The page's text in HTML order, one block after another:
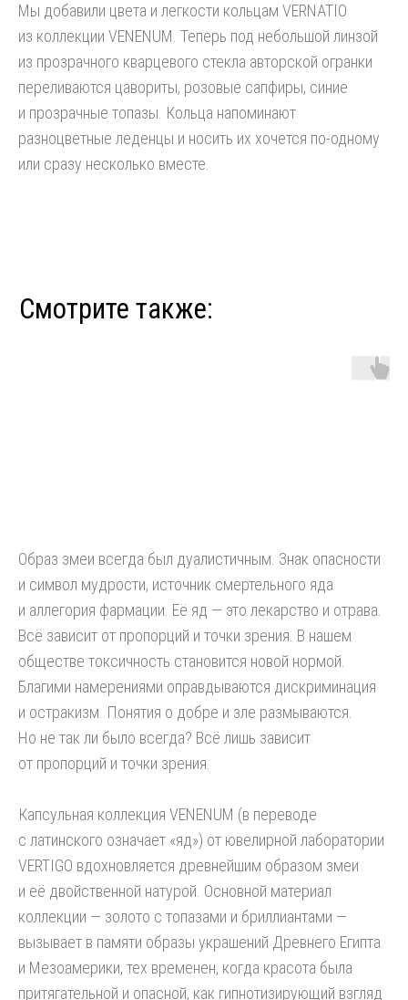
Мы добавили цвета и легкости кольцам VERNATIO
из коллекции VENENUM. Теперь под небольшой линзой
из прозрачного кварцевого стекла авторской огранки
переливаются цавориты, розовые сапфиры, синие
и прозрачные топазы. Кольца напоминают
разноцветные леденцы и носить их хочется по-одному
или сразу несколько вместе.
Образ змеи всегда был дуалистичным. Знак опасности
и символ мудрости, источник смертельного яда
и аллегория фармации. Её яд — это лекарство и отрава.
Всё зависит от пропорций и точки зрения. В нашем
обществе токсичность становится новой нормой.
Благими намерениями оправдываются дискриминация
и остракизм. Понятия о добре и зле размываются.
Но не так ли было всегда? Всё лишь зависит
от пропорций и точки зрения.
Капсульная коллекция VENENUM (в переводе
с латинского означает «яд») от ювелирной лаборатории
VERTIGO вдохновляется древнейшим образом змеи
и её двойственной натурой. Основной материал
коллекции — золото с топазами и бриллиантами —
вызывает в памяти образы украшений Древнего Египта
и Мезоамерики, тех временен, когда красота была
притягательной и опасной, как гипнотизирующий взгляд